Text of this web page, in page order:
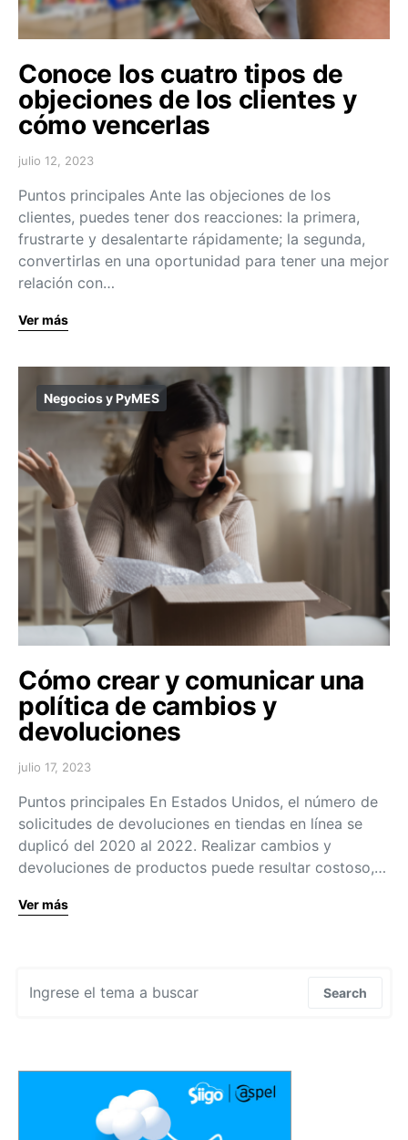
Conoce los cuatro tipos de
objeciones de los clientes y
cómo vencerlas
julio 12, 2023
Puntos principales Ante las objeciones de los
clientes, puedes tener dos reacciones: la primera,
frustrarte y desalentarte rápidamente; la segunda,
convertirlas en una oportunidad para tener una mejor
relación con…
Ver más
Negocios y PyMES
Cómo crear y comunicar una
política de cambios y
devoluciones
julio 17, 2023
Puntos principales En Estados Unidos, el número de
solicitudes de devoluciones en tiendas en línea se
duplicó del 2020 al 2022. Realizar cambios y
devoluciones de productos puede resultar costoso,…
Ver más
Search